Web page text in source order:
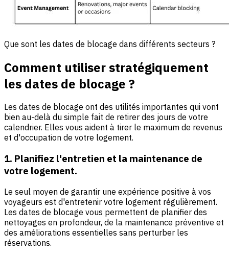
Que sont les dates de blocage dans différents secteurs ?
Comment utiliser stratégiquement
les dates de blocage ?
Les dates de blocage ont des utilités importantes qui vont
bien au-delà du simple fait de retirer des jours de votre
calendrier. Elles vous aident à tirer le maximum de revenus
et d'occupation de votre logement.
1. Planifiez l'entretien et la maintenance de
votre logement.
Le seul moyen de garantir une expérience positive à vos
voyageurs est d'entretenir votre logement régulièrement.
Les dates de blocage vous permettent de planifier des
nettoyages en profondeur, de la maintenance préventive et
des améliorations essentielles sans perturber les
réservations.